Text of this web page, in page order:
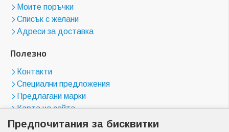
Моите поръчки
Списък с желани
Адреси за доставка
Полезно
Контакти
Специални предложения
Предлагани марки
Карта на сайта
Предпочитания за бисквитки